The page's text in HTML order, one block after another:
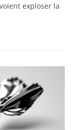
exploser la